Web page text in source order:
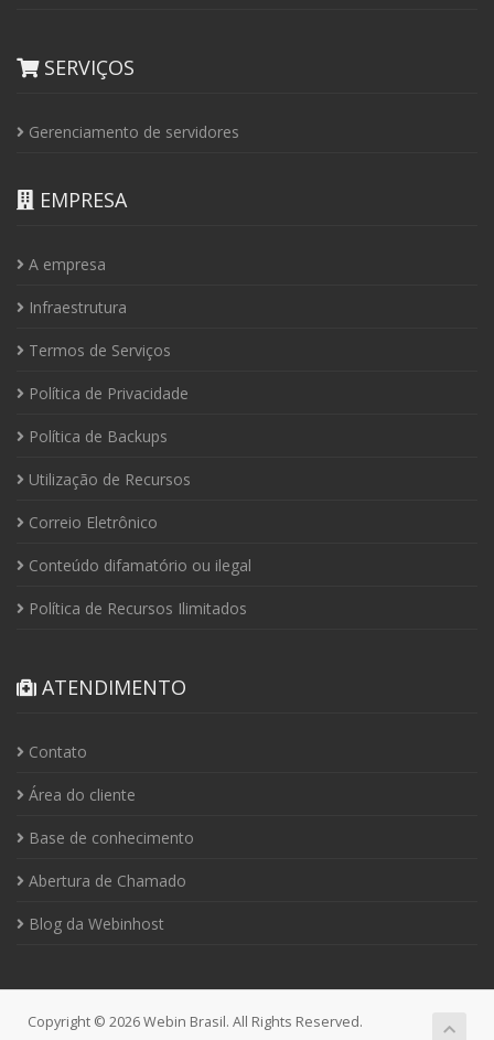
SERVIÇOS
Gerenciamento de servidores
EMPRESA
A empresa
Infraestrutura
Termos de Serviços
Política de Privacidade
Política de Backups
Utilização de Recursos
Correio Eletrônico
Conteúdo difamatório ou ilegal
Política de Recursos Ilimitados
ATENDIMENTO
Contato
Área do cliente
Base de conhecimento
Abertura de Chamado
Blog da Webinhost
Copyright © 2026 Webin Brasil. All Rights Reserved.